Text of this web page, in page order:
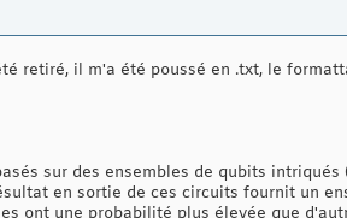
retiré, il m'a été poussé en .txt, le
sur des ensembles de qubits intriqués
en sortie de ces circuits fournit un